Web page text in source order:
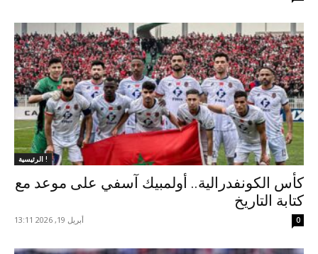
الرئيسية !
كأس الكونفدرالية.. أولمبيك آسفي على موعد مع
كتابة التاريخ
أبريل 19, 2026 13:11 0